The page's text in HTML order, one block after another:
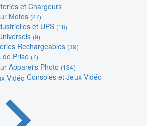
et Chargeurs
Motos (27)
et UPS (18)
(9)
Rechargeables (39)
de Prise (7)
Appareils Photo (134)
Consoles et Jeux Vidéo